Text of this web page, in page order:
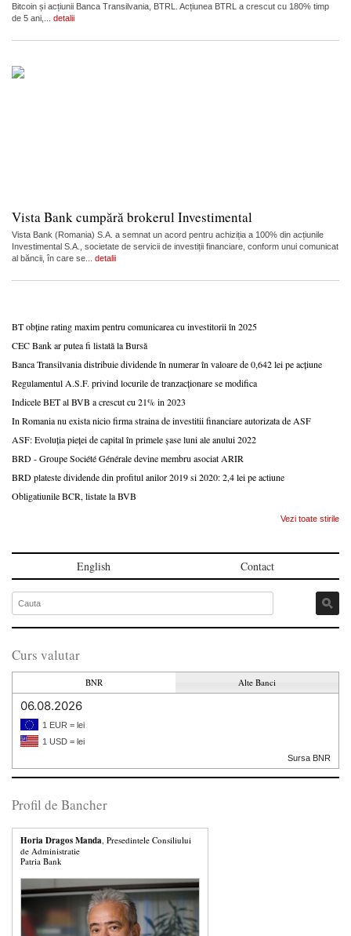
Bitcoin și acțiunii Banca Transilvania, BTRL. Acțiunea BTRL a crescut cu 180% timp
de 5 ani,... detalii
Vista Bank cumpără brokerul Investimental
Vista Bank (Romania) S.A. a semnat un acord pentru achiziția a 100% din acțiunile
Investimental S.A., societate de servicii de investiții financiare, conform unui comunicat
al băncii, în care se... detalii
BT obține rating maxim pentru comunicarea cu investitorii în 2025
CEC Bank ar putea fi listată la Bursă
Banca Transilvania distribuie dividende în numerar în valoare de 0,642 lei pe acțiune
Regulamentul A.S.F. privind locurile de tranzacționare se modifica
Indicele BET al BVB a crescut cu 21% in 2023
In Romania nu exista nicio firma straina de investitii financiare autorizata de ASF
ASF: Evoluția pieței de capital în primele șase luni ale anului 2022
BRD - Groupe Société Générale devine membru asociat ARIR
BRD plateste dividende din profitul anilor 2019 si 2020: 2,4 lei pe actiune
Obligatiunile BCR, listate la BVB
Vezi toate stirile
English Contact
Curs valutar
BNR Alte Banci
06.08.2026
1 EUR = lei
1 USD = lei
Sursa BNR
Profil de Bancher
Horia Dragos Manda , Presedintele Consiliului
de Administratie
Patria Bank